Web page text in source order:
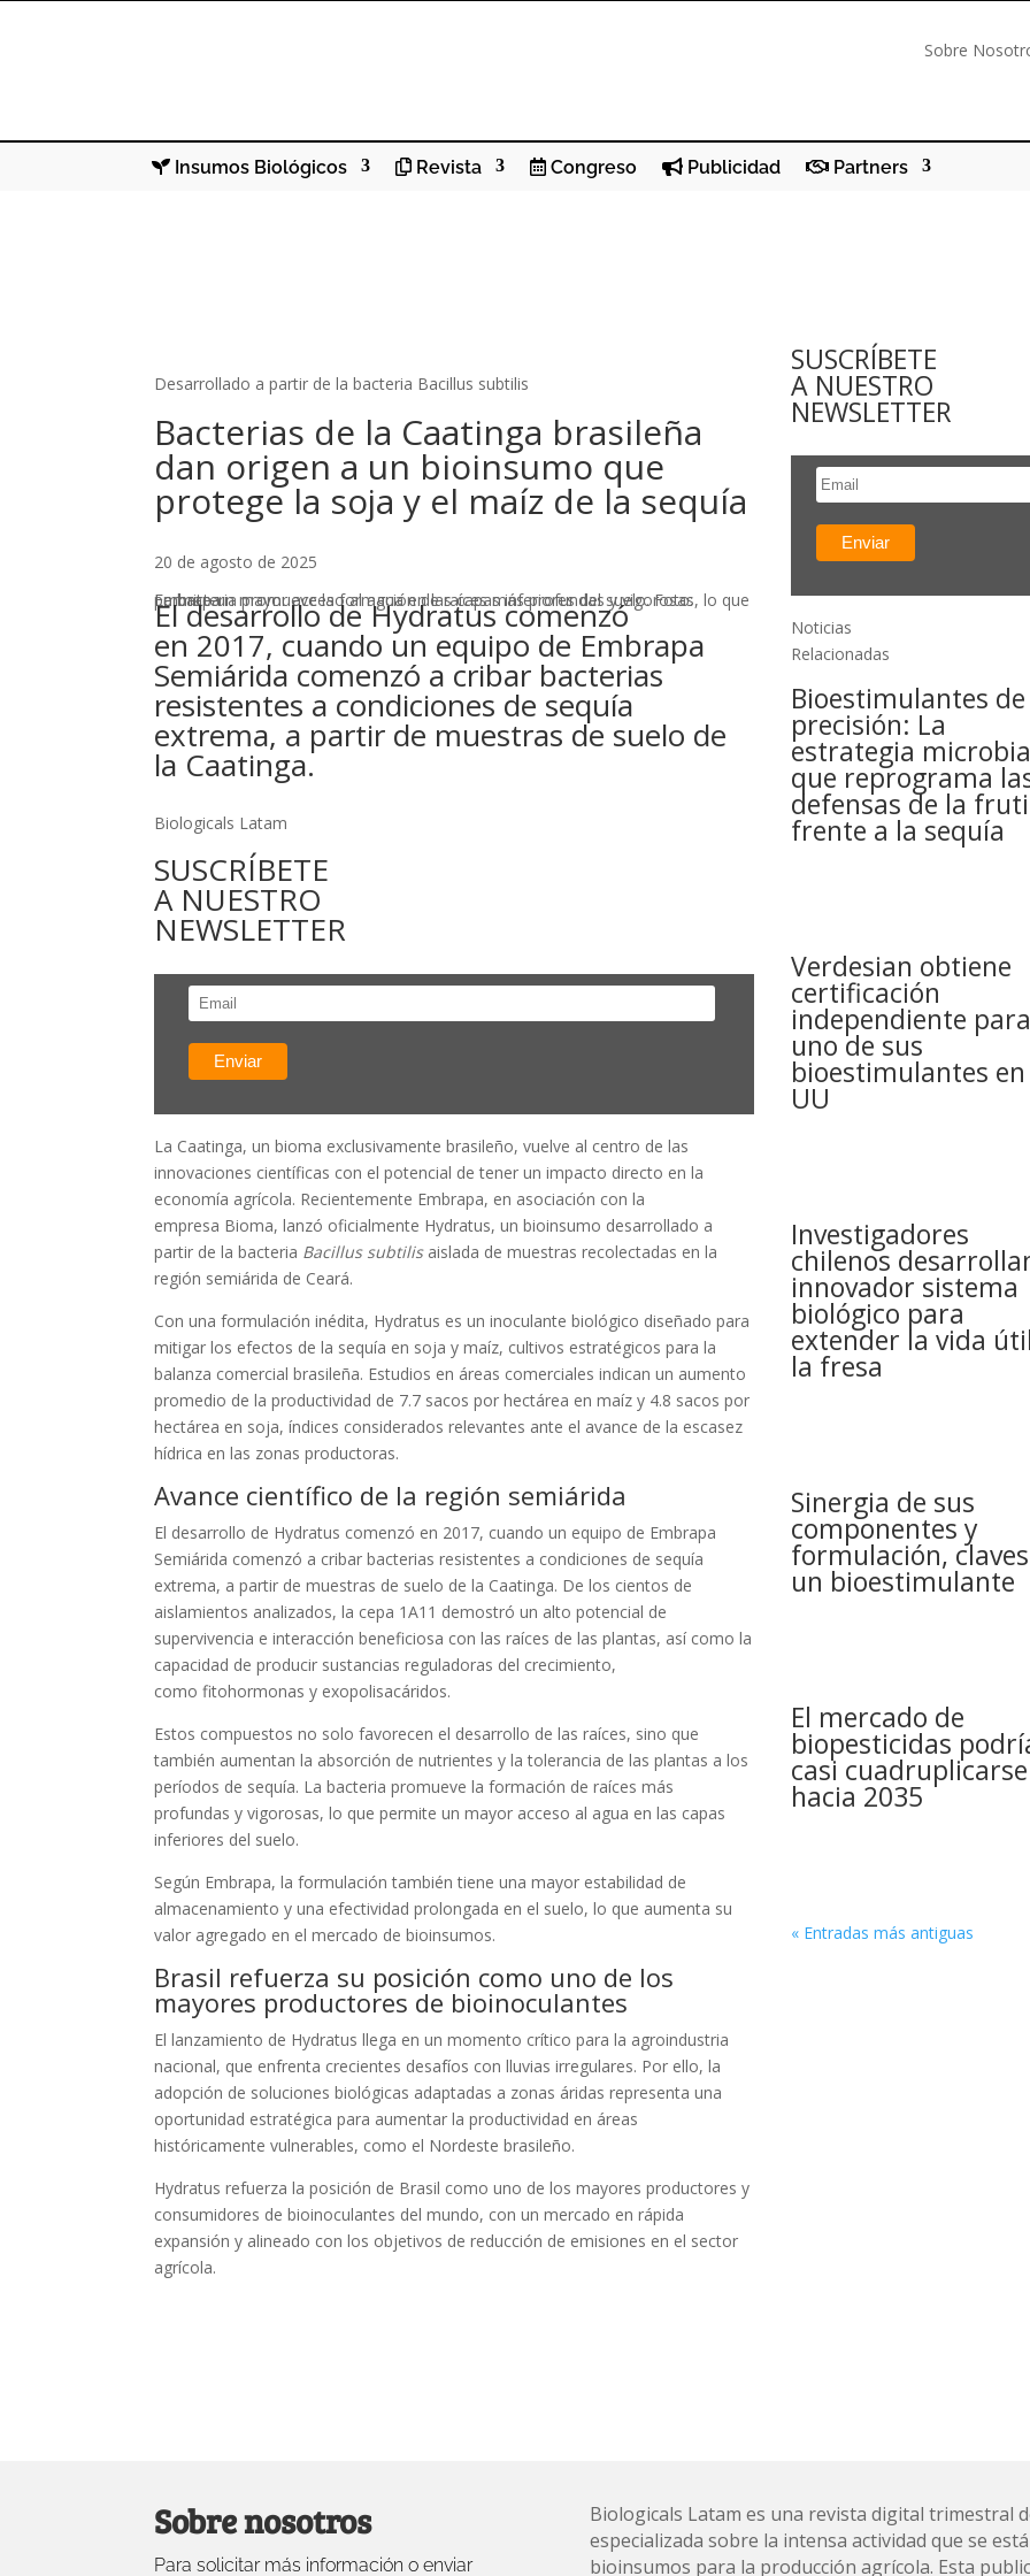
Sobre
Insumos Biológicos Revista Congreso Publicidad Partners
Desarrollado a partir de la bacteria Bacillus subtilis
Bacterias de la Caatinga brasileña
dan origen a un bioinsumo que
protege la soja y el maíz de la sequía
20 de agosto de 2025
La bacteria promueve la formación de raíces más profundas y vigorosas, lo que permite un mayor acceso al agua en las capas inferiores del suelo. Foto: Embrapa
El desarrollo de Hydratus comenzó
en 2017, cuando un equipo de Embrapa
Semiárida comenzó a cribar bacterias
resistentes a condiciones de sequía
extrema, a partir de muestras de suelo de
la Caatinga.
Biologicals Latam
SUSCRÍBETE
A NUESTRO
NEWSLETTER
La Caatinga, un bioma exclusivamente brasileño, vuelve al centro de las
innovaciones científicas con el potencial de tener un impacto directo en la
economía agrícola. Recientemente Embrapa, en asociación con la
empresa Bioma, lanzó oficialmente Hydratus, un bioinsumo desarrollado a
partir de la bacteria Bacillus subtilisaislada de muestras recolectadas en la
región semiárida de Ceará.
Con una formulación inédita, Hydratus es un inoculante biológico diseñado para
mitigar los efectos de la sequía en soja y maíz, cultivos estratégicos para la
balanza comercial brasileña. Estudios en áreas comerciales indican un aumento
promedio de la productividad de 7.7 sacos por hectárea en maíz y 4.8 sacos por
hectárea en soja, índices considerados relevantes ante el avance de la escasez
hídrica en las zonas productoras.
Avance científico de la región semiárida
El desarrollo de Hydratus comenzó en 2017, cuando un equipo de Embrapa
Semiárida comenzó a cribar bacterias resistentes a condiciones de sequía
extrema, a partir de muestras de suelo de la Caatinga. De los cientos de
aislamientos analizados, la cepa 1A11 demostró un alto potencial de
supervivencia e interacción beneficiosa con las raíces de las plantas, así como la
capacidad de producir sustancias reguladoras del crecimiento,
como fitohormonas y exopolisacáridos.
Estos compuestos no solo favorecen el desarrollo de las raíces, sino que
también aumentan la absorción de nutrientes y la tolerancia de las plantas a los
períodos de sequía. La bacteria promueve la formación de raíces más
profundas y vigorosas, lo que permite un mayor acceso al agua en las capas
inferiores del suelo.
Según Embrapa, la formulación también tiene una mayor estabilidad de
almacenamiento y una efectividad prolongada en el suelo, lo que aumenta su
valor agregado en el mercado de bioinsumos.
Brasil refuerza su posición como uno de los
mayores productores de bioinoculantes
El lanzamiento de Hydratus llega en un momento crítico para la agroindustria
nacional, que enfrenta crecientes desafíos con lluvias irregulares. Por ello, la
adopción de soluciones biológicas adaptadas a zonas áridas representa una
oportunidad estratégica para aumentar la productividad en áreas
históricamente vulnerables, como el Nordeste brasileño.
Hydratus refuerza la posición de Brasil como uno de los mayores productores y
consumidores de bioinoculantes del mundo, con un mercado en rápida
expansión y alineado con los objetivos de reducción de emisiones en el sector
agrícola.
SUSCRÍBETE
A NUESTRO
NEWSLETTER
Noticias
Relacionadas
Bioestimulantes de
precisión: La
estrategia
que reprograma
defensas de la
frente a la sequía
Verdesian obtiene
certificación
independiente
uno de sus
bioestimulantes en
UU
Investigadores
chilenos
innovador sistema
biológico para
extender la vida
la fresa
Sinergia de sus
componentes y
formulación,
un bioestimulante
El mercado de
biopesticidas
casi cuadruplicarse
hacia 2035
« Entradas más antiguas
Sobre nosotros
Para solicitar más información o enviar
Biologicals Latam es una revista digital trimestral
especializada sobre la intensa actividad que se
bioinsumos para la producción agrícola. Esta